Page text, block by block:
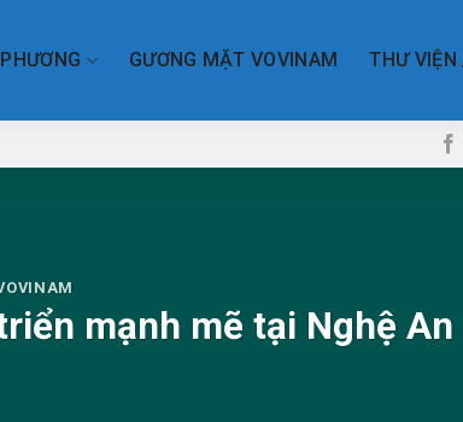
GƯƠNG MẶT VOVINAM THƯ
mạnh mẽ tại Nghệ An